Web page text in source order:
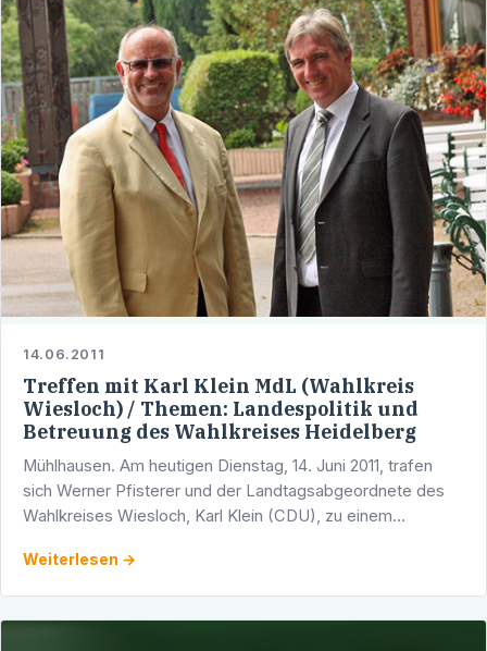
14.06.2011
Treffen mit Karl Klein MdL (Wahlkreis
Wiesloch) / Themen: Landespolitik und
Betreuung des Wahlkreises Heidelberg
Mühlhausen. Am heutigen Dienstag, 14. Juni 2011, trafen
sich Werner Pfisterer und der Landtagsabgeordnete des
Wahlkreises Wiesloch, Karl Klein (CDU), zu einem
Weiterlesen →